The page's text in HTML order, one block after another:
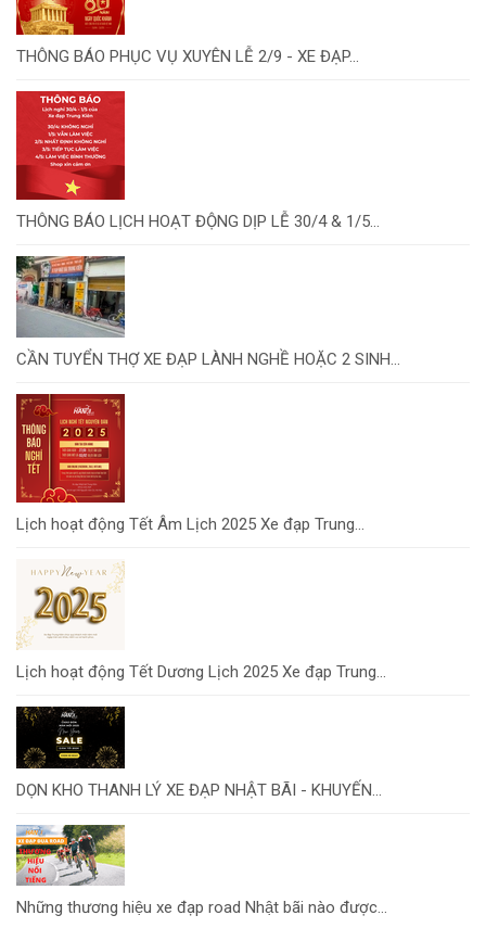
THÔNG BÁO PHỤC VỤ XUYÊN LỄ 2/9 - XE ĐẠP...
THÔNG BÁO LỊCH HOẠT ĐỘNG DỊP LỄ 30/4 & 1/5...
CẦN TUYỂN THỢ XE ĐẠP LÀNH NGHỀ HOẶC 2 SINH...
Lịch hoạt động Tết Âm Lịch 2025 Xe đạp Trung...
Lịch hoạt động Tết Dương Lịch 2025 Xe đạp Trung...
DỌN KHO THANH LÝ XE ĐẠP NHẬT BÃI - KHUYẾN...
Những thương hiệu xe đạp road Nhật bãi nào được...